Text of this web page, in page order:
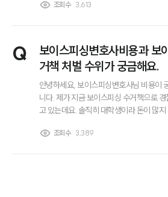
함해야 할 내용과 증거는 무엇인지 궁금합니
조회수 3,613
Q
보이스피싱변호사비용과 보
거책 처벌 수위가 궁금해요.
안녕하세요, 보이스피싱변호사님 비용이 궁금해서 글 남깁
니다. 제가 지금 보이스피싱 수거책으로
고 있는데요. 솔직히 대학생이라 돈이 많지 않아서 보이스
니다. 보이스피싱 수거책으로 걸리면 처벌 수위가 어느 정조회수 3,389